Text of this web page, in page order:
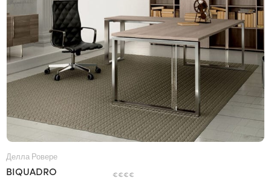
Делла Ровере
BIQUADRO €€€€